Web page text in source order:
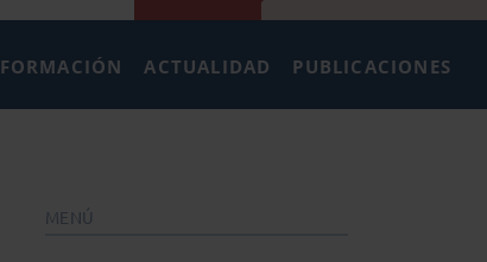
FORMACIÓN ACTUALIDAD PUBLICACIONES
MENÚ